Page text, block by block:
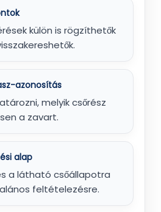
külön is rögzíthetők
azonosítás
melyik csőrész
a zavart.
alap
a látható csőállapotra
feltételezésre.